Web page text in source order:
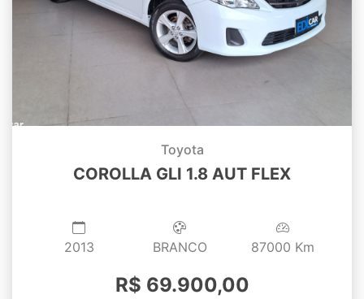
Toyota
COROLLA GLI 1.8 AUT FLEX
2013 BRANCO 87000 Km
R$ 69.900,00